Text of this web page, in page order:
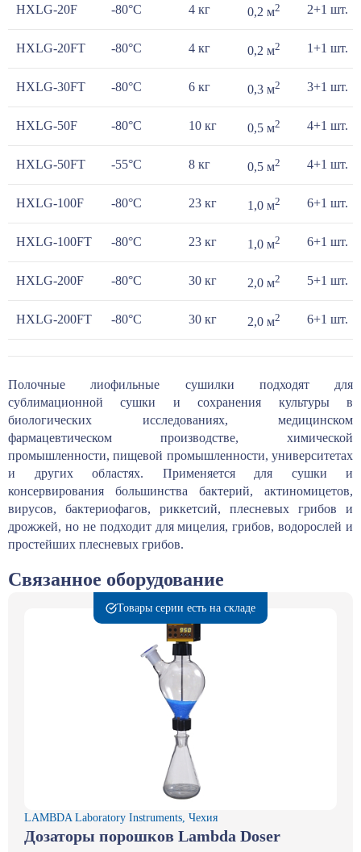
HXLG-20F -80°С 4 кг 0,2 м2 2+1 шт.
HXLG-20FT -80°С 4 кг 0,2 м2 1+1 шт.
HXLG-30FT -80°С 6 кг 0,3 м2 3+1 шт.
HXLG-50F -80°С 10 кг 0,5 м2 4+1 шт.
HXLG-50FT -55°С 8 кг 0,5 м2 4+1 шт.
HXLG-100F -80°С 23 кг 1,0 м2 6+1 шт.
HXLG-100FT -80°С 23 кг 1,0 м2 6+1 шт.
HXLG-200F -80°С 30 кг 2,0 м2 5+1 шт.
HXLG-200FT -80°С 30 кг 2,0 м2 6+1 шт.
Полочные лиофильные сушилки подходят для
сублимационной сушки и сохранения культуры в
биологических исследованиях, медицинском
фармацевтическом производстве, химической
промышленности, пищевой промышленности, университетах
и других областях. Применяется для сушки и
консервирования большинства бактерий, актиномицетов,
вирусов, бактериофагов, риккетсий, плесневых грибов и
дрожжей, но не подходит для мицелия, грибов, водорослей и
простейших плесневых грибов.
Связанное оборудование
Товары серии есть на складе
LAMBDA Laboratory Instruments, Чехия
Дозаторы порошков Lambda Doser